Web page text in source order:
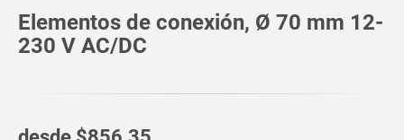
Elementos de conexión, Ø 70 mm 12-
230 V AC/DC